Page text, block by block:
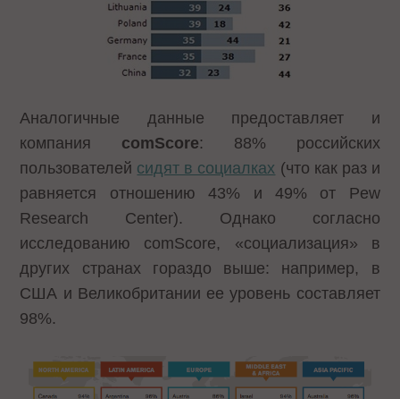
Аналогичные данные предоставляет и
компания comScore: 88% российских
пользователей сидят в социалках (что как раз и
равняется отношению 43% и 49% от Pew
Research Center). Однако согласно
исследованию comScore, «социализация» в
других странах гораздо выше: например, в
США и Великобритании ее уровень составляет
98%.